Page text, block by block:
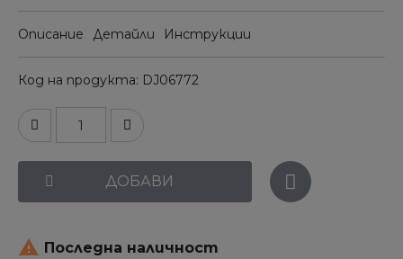
Описание Детайли Инструкции
Код на продукта DJ06772
ДОБАВИ
 Последна наличност